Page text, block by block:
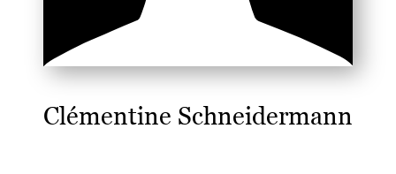
Clémentine Schneidermann